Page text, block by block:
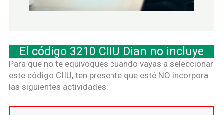
El código 3210 CIIU Dian no incluye
Para que no te equivoques cuando vayas a seleccionar
este código CIIU, ten presente que esté NO incorpora
las siguientes actividades: